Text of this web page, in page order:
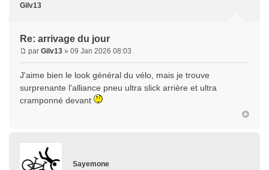
Gilv13
Re: arrivage du jour
par Gilv13 » 09 Jan 2026 08:03
J'aime bien le look général du vélo, mais je trouve
surprenante l'alliance pneu ultra slick arrière et ultra
cramponné devant
Sayemone